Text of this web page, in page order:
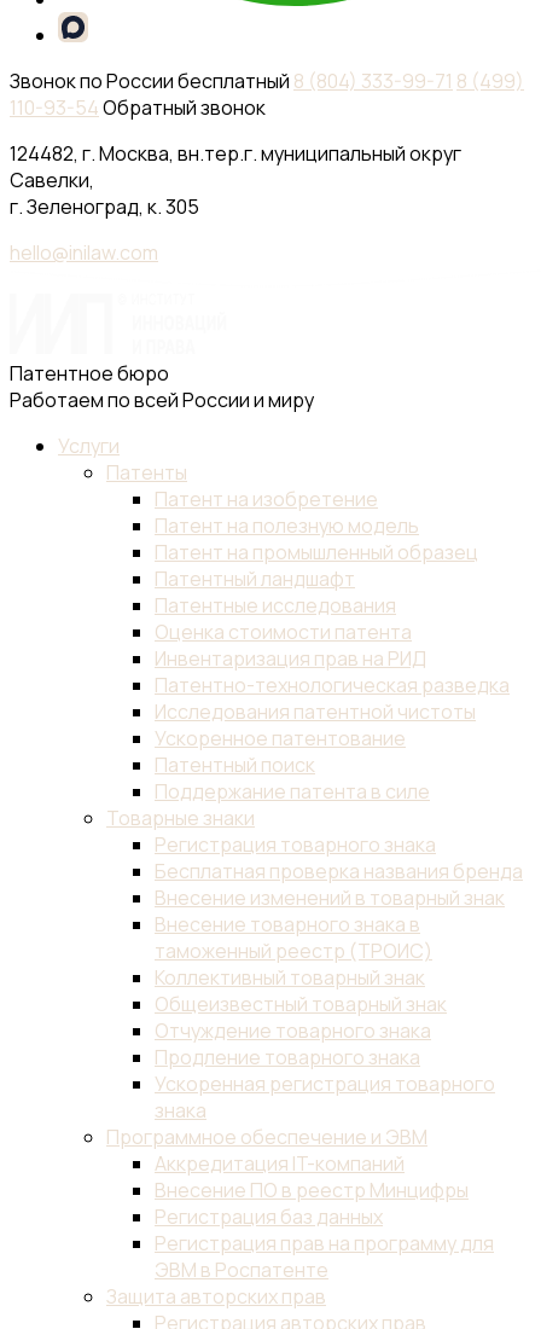
Звонок по России бесплатный 8 (804) 333-99-71 8 (499)
110-93-54Обратный звонок
124482, г. Москва, вн.тер.г. муниципальный округ
Савелки,
г. Зеленоград, к. 305
hello@inilaw.com
Патентное бюро
Работаем по всей России и миру
Услуги
Патенты
Патент на изобретение
Патент на полезную модель
Патент на промышленный образец
Патентный ландшафт
Патентные исследования
Оценка стоимости патента
Инвентаризация прав на РИД
Патентно-технологическая разведка
Исследования патентной чистоты
Ускоренное патентование
Патентный поиск
Поддержание патента в силе
Товарные знаки
Регистрация товарного знака
Бесплатная проверка названия бренда
Внесение изменений в товарный знак
Внесение товарного знака в
таможенный реестр (ТРОИС)
Коллективный товарный знак
Общеизвестный товарный знак
Отчуждение товарного знака
Продление товарного знака
Ускоренная регистрация товарного
знака
Программное обеспечение и ЭВМ
Аккредитация IT-компаний
Внесение ПО в реестр Минцифры
Регистрация баз данных
Регистрация прав на программу для
ЭВМ в Роспатенте
Защита авторских прав
Регистрация авторских прав